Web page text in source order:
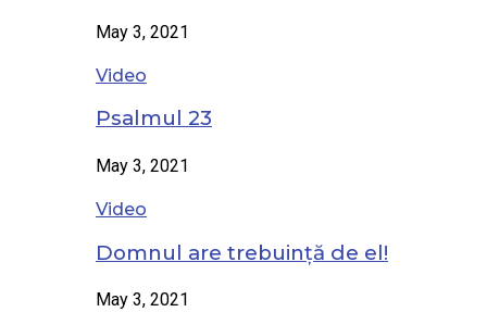
May 3, 2021
Video
Psalmul 23
May 3, 2021
Video
Domnul are trebuință de el!
May 3, 2021